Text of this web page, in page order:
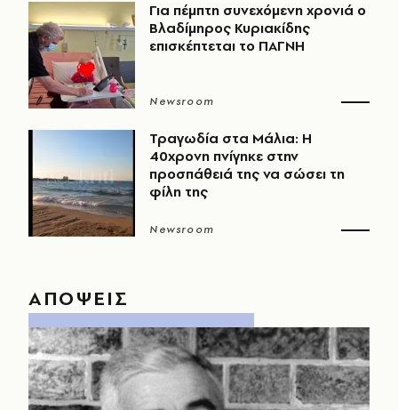
Για πέμπτη συνεχόμενη χρονιά ο
Βλαδίμηρος Κυριακίδης
επισκέπτεται το ΠΑΓΝΗ
Newsroom
Τραγωδία στα Μάλια: Η
40χρονη πνίγηκε στην
προσπάθειά της να σώσει τη
φίλη της
Newsroom
ΑΠΟΨΕΙΣ